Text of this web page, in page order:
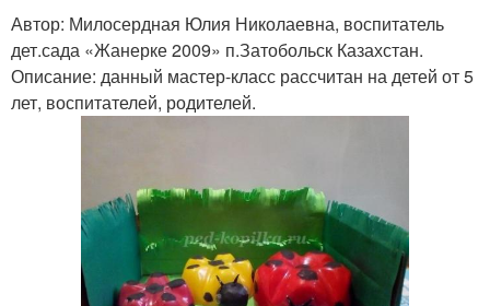
Автор: Милосердная Юлия Николаевна, воспитатель
дет.сада «Жанерке 2009» п.Затобольск Казахстан.
Описание: данный мастер-класс рассчитан на детей от 5
лет, воспитателей, родителей.